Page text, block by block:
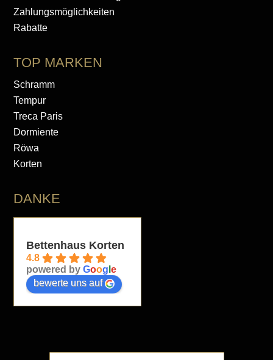
Zahlungsmöglichkeiten
Rabatte
TOP MARKEN
Schramm
Tempur
Treca Paris
Dormiente
Röwa
Korten
DANKE
Bettenhaus Korten
4.8
powered byGoog le
bewerte uns auf